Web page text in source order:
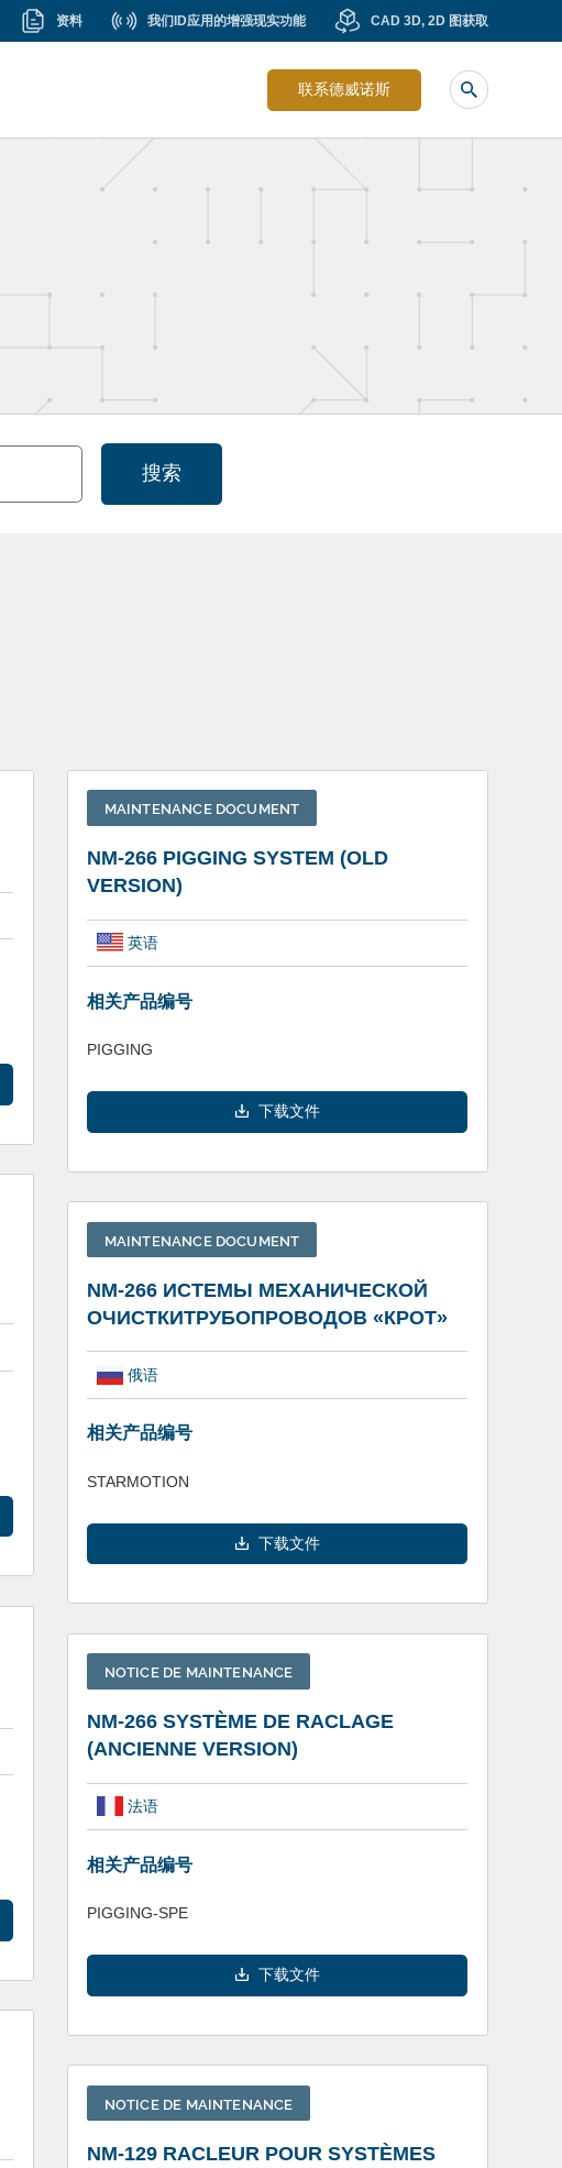
sub
资料
资
我们ID应用的增强现实功能
我
用
强
实
CAD 3D, 2D 图获取
CAD
2D
图
获
联系德威诺斯
搜索
MAINTENANCE DOCUMENT
NM-266 PIGGING SYSTEM (OLD
VERSION)
英语
相关产品编号
PIGGING
下载文件
MAINTENANCE DOCUMENT
NM-266 ИСТЕМЫ МЕХАНИЧЕСКОЙ
ОЧИСТКИТРУБОПРОВОДОВ «КРОТ»
俄语
相关产品编号
STARMOTION
下载文件
NOTICE DE MAINTENANCE
NM-266 SYSTÈME DE RACLAGE
(ANCIENNE VERSION)
法语
相关产品编号
PIGGING-SPE
下载文件
NOTICE DE MAINTENANCE
NM-129 RACLEUR POUR SYSTÈMES